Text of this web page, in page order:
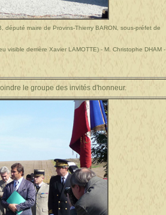
député maire de Provins-Thierry BARON, sous-préfet de
visible derrière Xavier LAMOTTE) - M. Christophe DHAM -
le groupe des invités d'honneur.